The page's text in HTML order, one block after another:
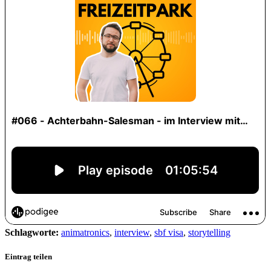
Schlagworte: animatronics, interview, sbf visa, storytelling
Eintrag teilen